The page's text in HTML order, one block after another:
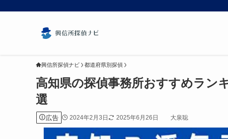
興信所探偵ナビ 都道府県別探偵
高知県の探偵事務所おすすめラン
選
広告 2024年2月3日 2025年6月26日 大泉聡